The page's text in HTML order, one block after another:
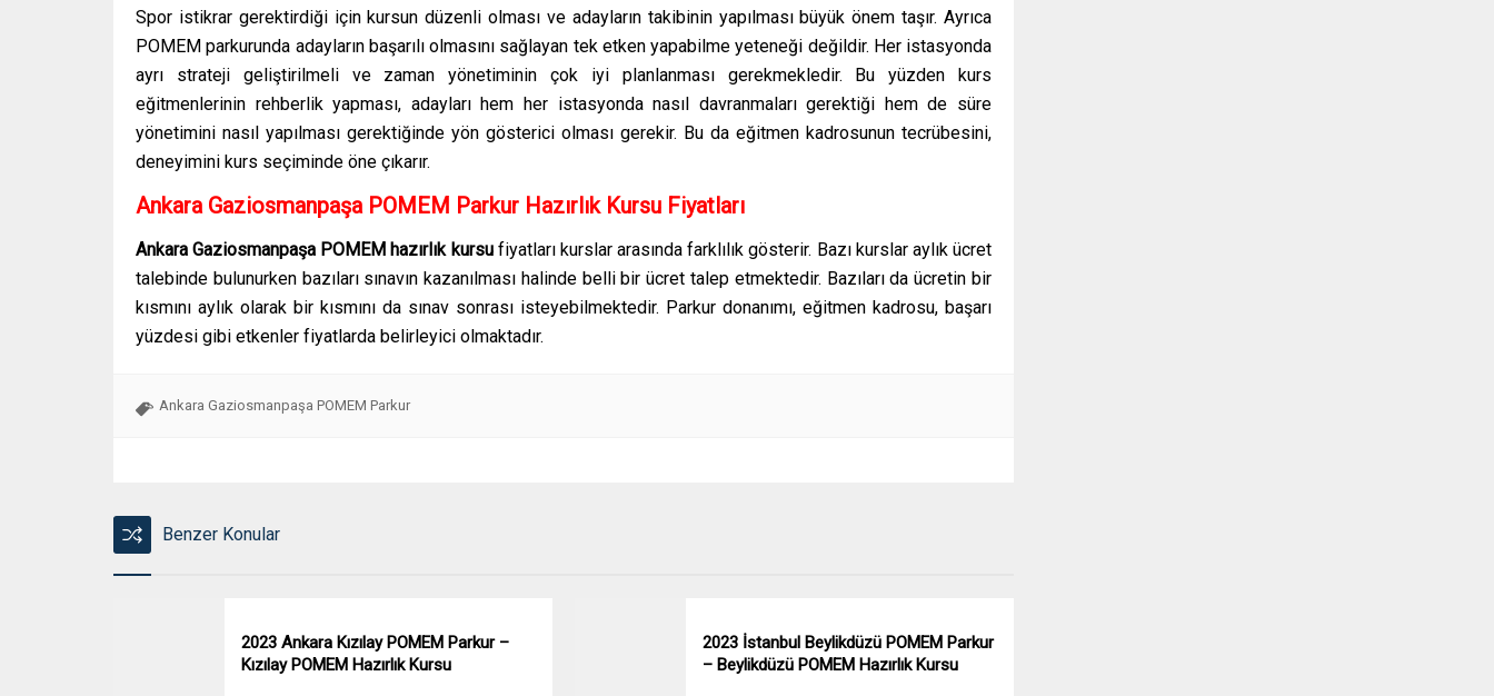
Spor istikrar gerektirdiği için kursun düzenli olması ve adayların takibinin yapılması büyük önem taşır. Ayrıca
POMEM parkurunda adayların başarılı olmasını sağlayan tek etken yapabilme yeteneği değildir. Her istasyonda
ayrı strateji geliştirilmeli ve zaman yönetiminin çok iyi planlanması gerekmekledir. Bu yüzden kurs
eğitmenlerinin rehberlik yapması, adayları hem her istasyonda nasıl davranmaları gerektiği hem de süre
yönetimini nasıl yapılması gerektiğinde yön gösterici olması gerekir. Bu da eğitmen kadrosunun tecrübesini,
deneyimini kurs seçiminde öne çıkarır.
Ankara Gaziosmanpaşa POMEM Parkur Hazırlık Kursu Fiyatları
Ankara Gaziosmanpaşa POMEM hazırlık kursu fiyatları kurslar arasında farklılık gösterir. Bazı kurslar aylık ücret
talebinde bulunurken bazıları sınavın kazanılması halinde belli bir ücret talep etmektedir. Bazıları da ücretin bir
kısmını aylık olarak bir kısmını da sınav sonrası isteyebilmektedir. Parkur donanımı, eğitmen kadrosu, başarı
yüzdesi gibi etkenler fiyatlarda belirleyici olmaktadır.
Ankara Gaziosmanpaşa POMEM Parkur
Benzer Konular
2023 Ankara Kızılay POMEM Parkur –
Kızılay POMEM Hazırlık Kursu
2023 İstanbul Beylikdüzü POMEM Parkur
– Beylikdüzü POMEM Hazırlık Kursu